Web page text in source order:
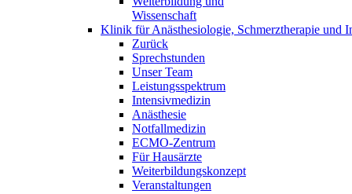
Wissenschaft
Klinik für Anästhesiologie, Schmerztherapie und
Zurück
Sprechstunden
Unser Team
Leistungsspektrum
Intensivmedizin
Anästhesie
Notfallmedizin
ECMO-Zentrum
Für Hausärzte
Weiterbildungskonzept
Veranstaltungen